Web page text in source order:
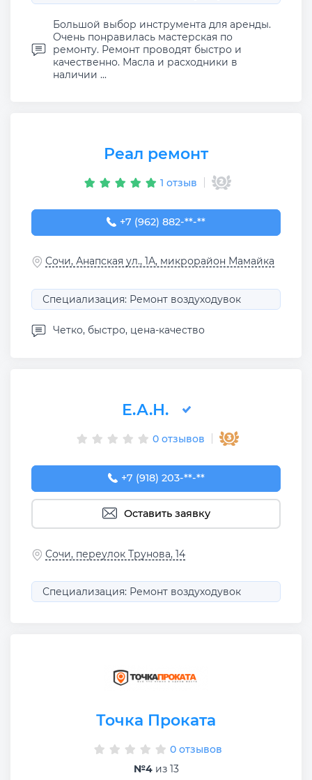
Большой выбор инструмента для аренды.
Очень понравилась мастерская по
ремонту. Ремонт проводят быстро и
качественно. Масла и расходники в
наличии ...
Реал ремонт
1 отзыв
+7 (962) 882-32-77
+7 (962) 882-**-**
Сочи, Анапская ул., 1А, микрорайон Мамайка
Специализация: Ремонт воздуходувок
Четко, быстро, цена-качество
Е.А.Н.
0 отзывов
+7 (918) 203-17-16
+7 (918) 203-**-**
Оставить заявку
Сочи, переулок Трунова, 14
Специализация: Ремонт воздуходувок
Точка Проката
0 отзывов
№4из 13